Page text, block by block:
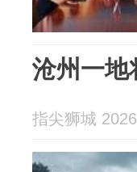
沧州一地
指尖狮城